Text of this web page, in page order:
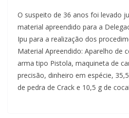
O suspeito de 36 anos foi levado
material apreendido para a
Ipu para a realização dos
Material Apreendido: Aparelho de
arma tipo Pistola, maquineta de
precisão, dinheiro em espécie,
de pedra de Crack e 10,5 g de